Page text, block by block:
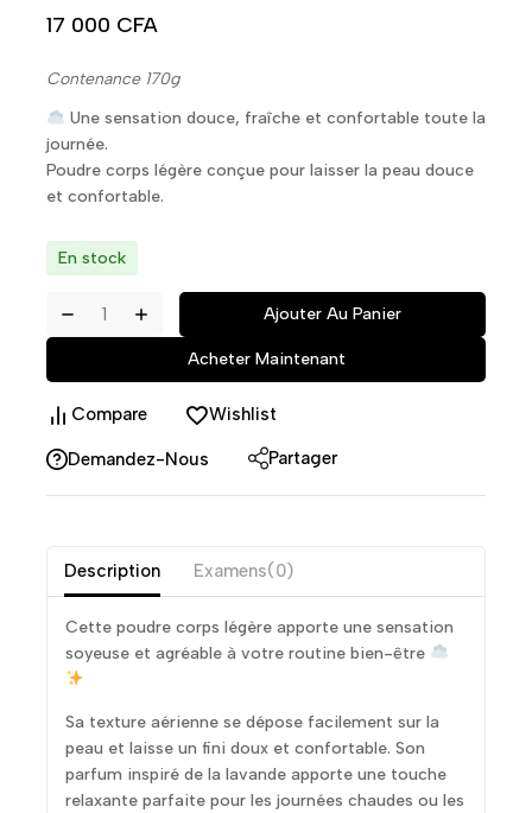
17 000 CFA
Contenance 170g
Une sensation douce, fraîche et confortable toute la
journée.
Poudre corps légère conçue pour laisser la peau douce
et confortable.
En stock
Ajouter Au Panier
Acheter Maintenant
Compare Wishlist
Demandez-Nous Partager
Description Examens(0)
Cette poudre corps légère apporte une sensation
soyeuse et agréable à votre routine bien-être
Sa texture aérienne se dépose facilement sur la
peau et laisse un fini doux et confortable. Son
parfum inspiré de la lavande apporte une touche
relaxante parfaite pour les journées chaudes ou les